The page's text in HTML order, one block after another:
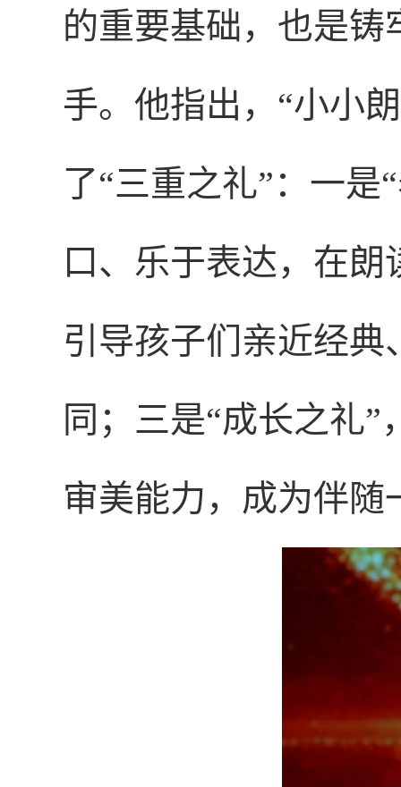
的重要基础，也是
手。他指出，“小小
了“三重之礼”：一是
口、乐于表达，在
引导孩子们亲近经
同；三是“成长之礼
审美能力，成为伴随